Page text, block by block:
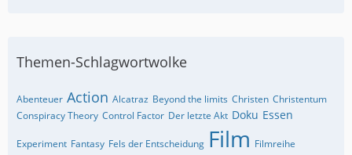
Themen-Schlagwortwolke
Abenteuer Action Alcatraz Beyond the limits Christen Christentum
Conspiracy Theory Control Factor Der letzte Akt Doku Essen
Experiment Fantasy Fels der Entscheidung Film Filmreihe